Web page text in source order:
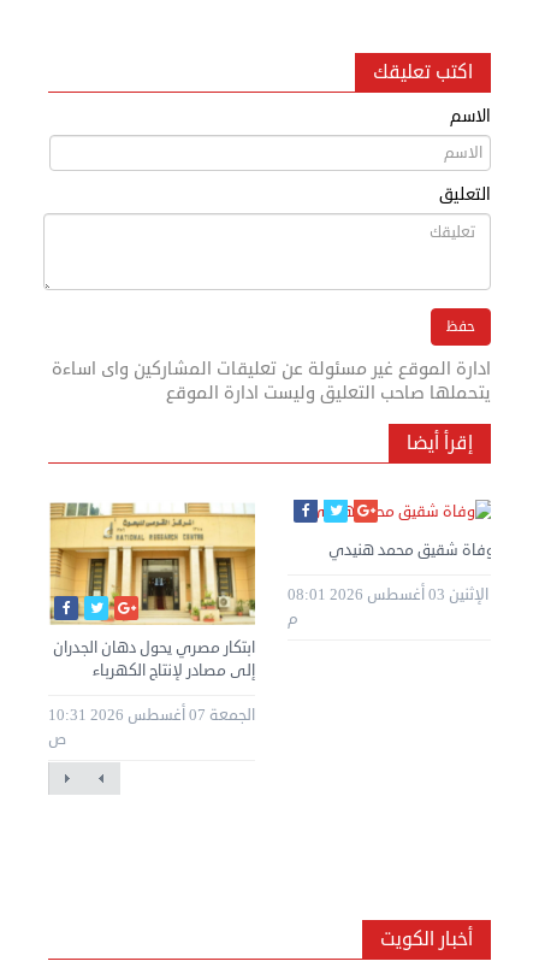
اكتب تعليقك
الاسم
التعليق
ادارة الموقع غير مسئولة عن تعليقات المشاركين واى اساءة
يتحملها صاحب التعليق وليست ادارة الموقع
إقرأ أيضا
ابتكار مصري يحول دهان الجدران
إلى مصادر لإنتاج الكهرباء
الجمعة 07 أغسطس 2026 10:31
ص
وفاة شقيق محمد هنيدي
الإثنين 03 أغسطس 2026 08:01
م
أخبار الكويت